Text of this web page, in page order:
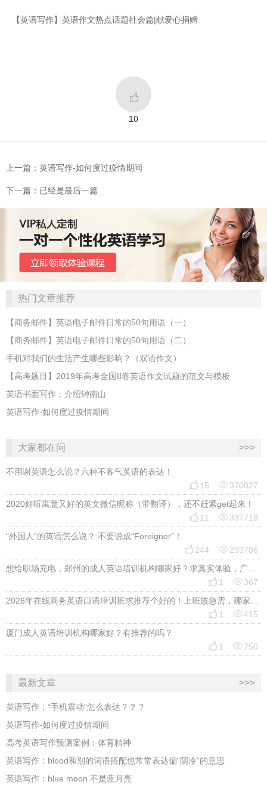
【英语写作】英语作文热点话题社会篇|献爱心捐赠

10
上一篇：英语写作-如何度过疫情期间
下一篇：已经是最后一篇
热门文章推荐
【商务邮件】英语电子邮件日常的50句用语（一）
【商务邮件】英语电子邮件日常的50句用语（二）
手机对我们的生活产生哪些影响？（双语作文）
【高考题目】2019年高考全国II卷英语作文试题的范文与模板
英语书面写作：介绍钟南山
英语写作-如何度过疫情期间
大家都在问 >>>
不用谢英语怎么说？六种不客气英语的表达！
 15 370027
2020好听寓意又好的英文微信昵称（带翻译），还不赶紧get起来！
 11 337718
“外国人”的英语怎么说？ 不要说成“Foreigner”！
 244 293706
想给职场充电，郑州的成人英语培训机构哪家好？求真实体验，广告勿扰，感谢！
 1 367
2026年在线商务英语口语培训班求推荐个好的！上班族急需，哪家好？
 1 415
厦门成人英语培训机构哪家好？有推荐的吗？
 1 750
最新文章 >>>
英语写作：“手机震动”怎么表达？？？
英语写作-如何度过疫情期间
高考英语写作预测案例：体育精神
英语写作：blood和别的词语搭配也常常表达偏“阴冷”的意思
英语写作：blue moon 不是蓝月亮